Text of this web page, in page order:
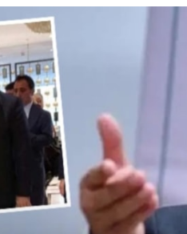
CHP'nin kurultayı için
hafta önce katıldığı
ardından Kemal
Saraç, gelen tepkilere